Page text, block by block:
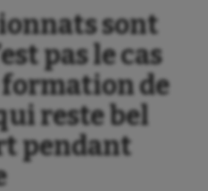
sont
pas le cas
de
reste bel
pendant